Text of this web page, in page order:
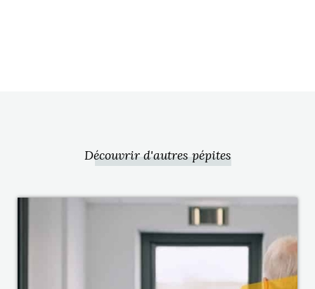
Découvrir d'autres pépites